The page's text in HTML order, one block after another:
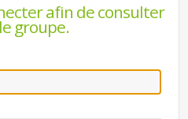
afin de consulter
groupe.